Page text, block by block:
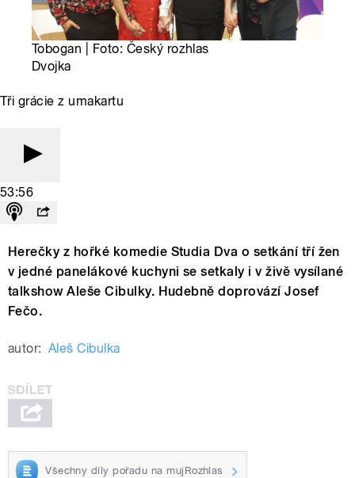
Tobogan | Foto: Český rozhlas
Dvojka
Tři grácie z umakartu
53:56
Herečky z hořké komedie Studia Dva o setkání tří žen
v jedné panelákové kuchyni se setkaly i v živě vysílané
talkshow Aleše Cibulky. Hudebně doprovází Josef
Fečo.
autor: Aleš Cibulka
Všechny díly pořadu na mujRozhlas